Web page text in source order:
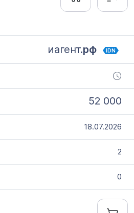
иагент.рф IDN
52 000
18.07.2026
2
0